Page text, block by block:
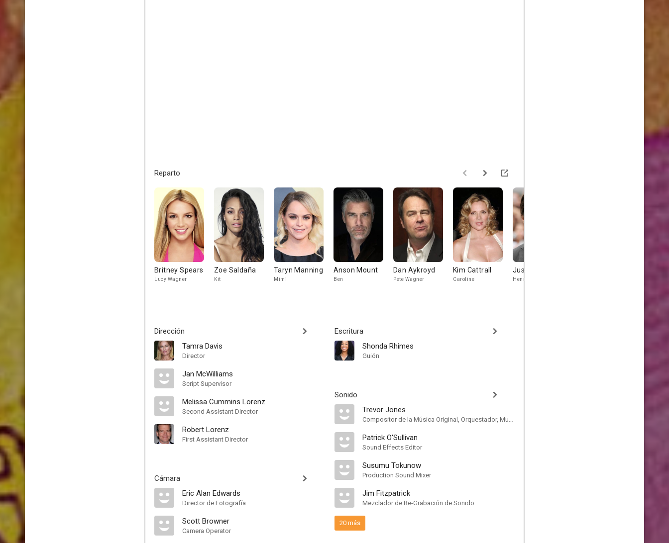
Reparto
Britney Spears
Lucy Wagner
Zoe Saldaña
Kit
Taryn Manning
Mimi
Anson Mount
Ben
Dan Aykroyd
Pete Wagner
Kim Cattrall
Caroline
Justin Long
Henry
Dirección
Tamra Davis
Director
Jan McWilliams
Script Supervisor
Melissa Cummins Lorenz
Second Assistant Director
Robert Lorenz
First Assistant Director
Cámara
Eric Alan Edwards
Director de Fotografía
Scott Browner
Camera Operator
Escritura
Shonda Rhimes
Guión
Sonido
Trevor Jones
Compositor de la Música Original, Orquestador, Musician
Patrick O'Sullivan
Sound Effects Editor
Susumu Tokunow
Production Sound Mixer
Jim Fitzpatrick
Mezclador de Re-Grabación de Sonido
20 más